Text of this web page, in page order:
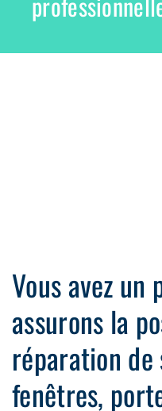
Vous avez un
assurons la
réparation
fenêtres,